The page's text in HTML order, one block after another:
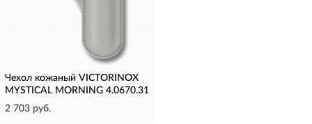
Чехол кожаный VICTORINOX
MYSTICAL MORNING 4.0670.31
2 703 руб.